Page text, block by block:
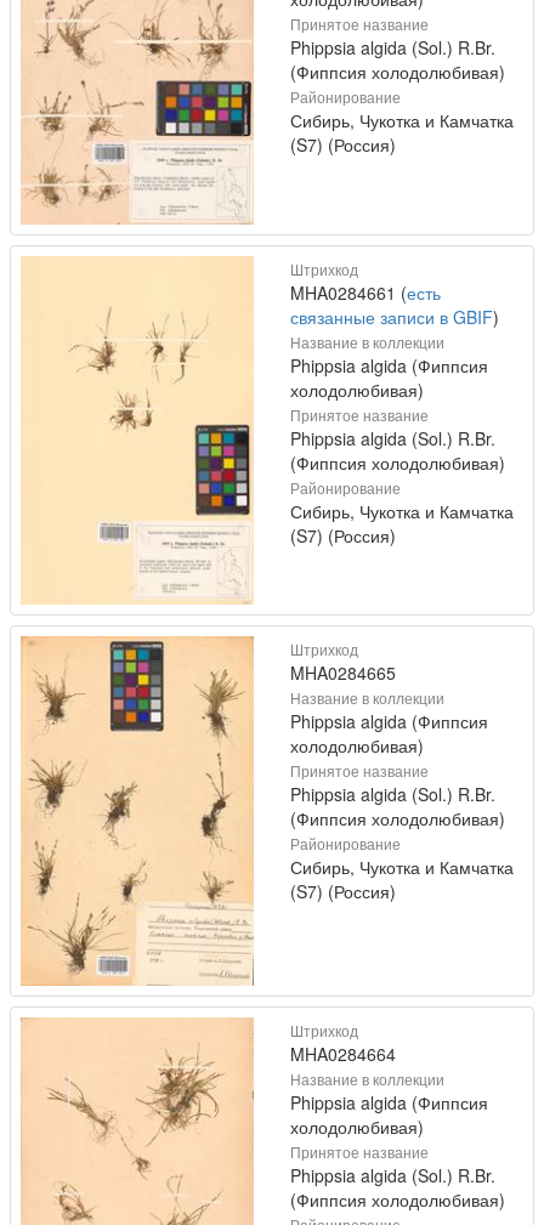
Принятое название
Phippsia algida (Sol.) R.Br.
(Фиппсия холодолюбивая)
Районирование
Сибирь, Чукотка и Камчатка
(S7) (Россия)
Штрихкод
MHA0284661 (есть
связанные записи в GBIF)
Название в коллекции
Phippsia algida (Фиппсия
холодолюбивая)
Принятое название
Phippsia algida (Sol.) R.Br.
(Фиппсия холодолюбивая)
Районирование
Сибирь, Чукотка и Камчатка
(S7) (Россия)
Штрихкод
MHA0284665
Название в коллекции
Phippsia algida (Фиппсия
холодолюбивая)
Принятое название
Phippsia algida (Sol.) R.Br.
(Фиппсия холодолюбивая)
Районирование
Сибирь, Чукотка и Камчатка
(S7) (Россия)
Штрихкод
MHA0284664
Название в коллекции
Phippsia algida (Фиппсия
холодолюбивая)
Принятое название
Phippsia algida (Sol.) R.Br.
(Фиппсия холодолюбивая)